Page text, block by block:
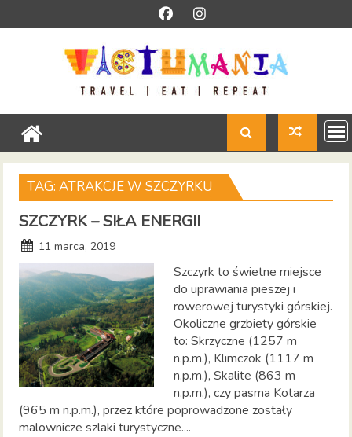
to
TAG:ATRAKCJE W SZCZYRKU
SZCZYRK – SIŁA ENERGII
11 marca, 2019
Szczyrk to świetne miejsce
do uprawiania pieszej i
rowerowej turystyki górskiej.
Okoliczne grzbiety górskie
to: Skrzyczne (1257 m
n.p.m.), Klimczok (1117 m
n.p.m.), Skalite (863 m
n.p.m.), czy pasma Kotarza
(965 m n.p.m.), przez które poprowadzone zostały
malownicze szlaki turystyczne....